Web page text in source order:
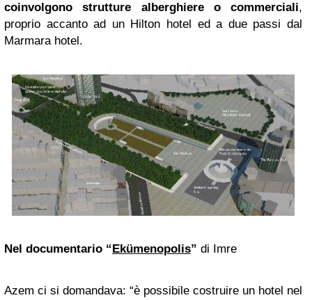
coinvolgono strutture alberghiere o commerciali,
proprio accanto ad un Hilton hotel ed a due passi dal
Marmara hotel.
Nel documentario “ Ekümenopolis” di Imre
Azem ci si domandava: “è possibile costruire un hotel nel